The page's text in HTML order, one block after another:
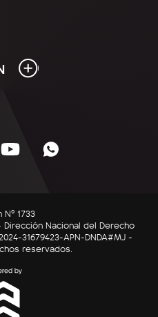
Nº 1733
Dirección Nacional del Derecho
31679423-APN-DNDA#MJ -
reservados.